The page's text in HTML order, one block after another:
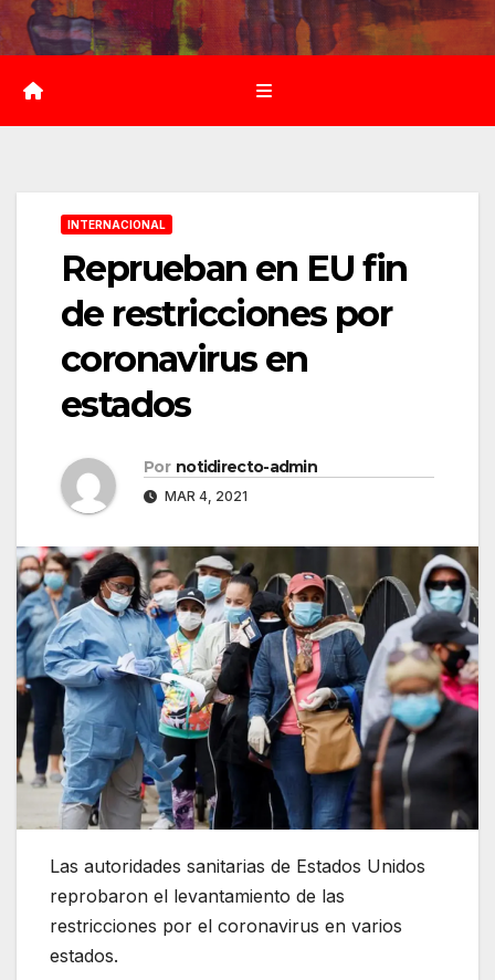
Saltar
al
contenido
INTERNACIONAL
Reprueban en EU fin
de restricciones por
coronavirus en
estados
Por notidirecto-admin
MAR 4, 2021
Las autoridades sanitarias de Estados Unidos
reprobaron el levantamiento de las
restricciones por el coronavirus en varios
estados.